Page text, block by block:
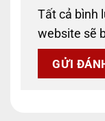
Tất cả bình
website sẽ